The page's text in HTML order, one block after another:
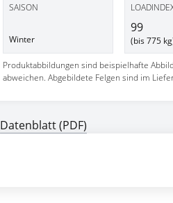
SAISON
Winter
99
(bis 775
Produktabbildungen sind beispielhafte
abweichen. Abgebildete Felgen sind im
Datenblatt (PDF)